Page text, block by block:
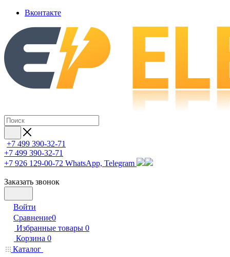
Вконтакте
+7 499 390-32-71
+7 499 390-32-71
+7 926 129-00-72 WhatsApp, Telegram
Заказать звонок
Войти
Сравнение0
Избранные товары 0
Корзина 0
Каталог